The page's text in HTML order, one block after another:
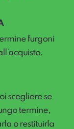
furgoni
scegliere se
termine,
o restituirla